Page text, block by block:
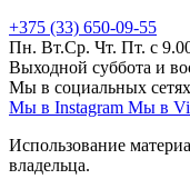
+375 (33) 650-09-55
Пн. Вт.Ср. Чт. Пт. с
Выходной суббота и
Мы в социальных
Мы в Instagram Мы в
Использование
владельца.